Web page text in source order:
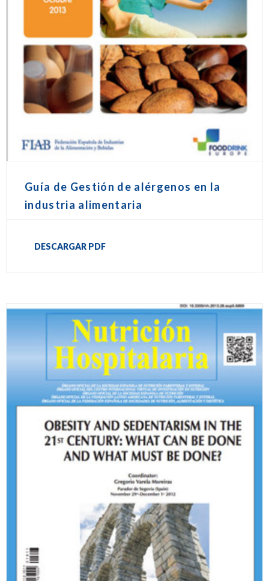
Guía de Gestión de alérgenos en la
industria alimentaria
DESCARGAR PDF